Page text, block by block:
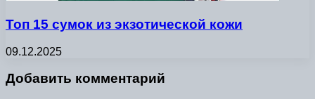
Топ 15 сумок из экзотической кожи
09.12.2025
Добавить комментарий